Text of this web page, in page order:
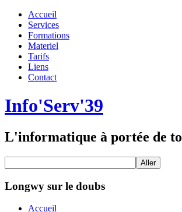
Accueil
Services
Formations
Materiel
Tarifs
Liens
Contact
Info'Serv'39
L'informatique à portée de
Longwy sur le doubs
Accueil